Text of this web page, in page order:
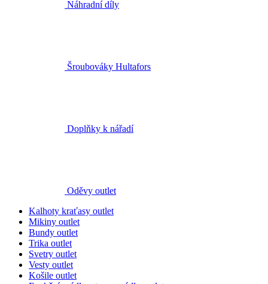
Náhradní díly
Šroubováky Hultafors
Doplňky k nářadí
Oděvy outlet
Kalhoty kraťasy outlet
Mikiny outlet
Bundy outlet
Trika outlet
Svetry outlet
Vesty outlet
Košile outlet